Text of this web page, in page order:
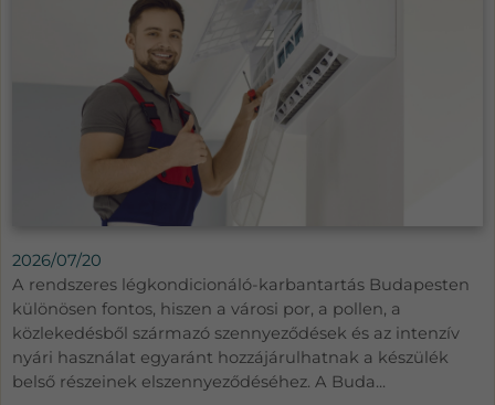
2026/07/20
A rendszeres légkondicionáló-karbantartás Budapesten
különösen fontos, hiszen a városi por, a pollen, a
közlekedésből származó szennyeződések és az intenzív
nyári használat egyaránt hozzájárulhatnak a készülék
belső részeinek elszennyeződéséhez. A Buda...